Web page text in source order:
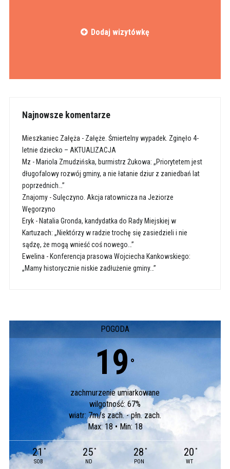
Dodaj wizytówkę
Najnowsze komentarze
Mieszkaniec Załęża - Załęże. Śmiertelny wypadek. Zginęło 4-
letnie dziecko – AKTUALIZACJA
Mz - Mariola Zmudzińska, burmistrz Żukowa: „Priorytetem jest
długofalowy rozwój gminy, a nie łatanie dziur z zaniedbań lat
poprzednich…”
Znajomy-Sulęczyno. Akcja ratownicza na Jeziorze
Węgorzyno
Eryk- Natalia Gronda, kandydatka do Rady Miejskiej w
Kartuzach: „Niektórzy w radzie trochę się zasiedzieli i nie
sądzę, że mogą wnieść coś nowego…”
Ewelina - Konferencja prasowa Wojciecha Kankowskiego:
„Mamy historycznie niskie zadłużenie gminy…”
POGODA
19 °
zachmurzenie umiarkowane
wilgotność: 67%
wiatr: 7m/s zach. - płn. zach.
Max: 18 • Min: 18
21 °
SOB
25 °
ND
28 °
PON
20 °
WT